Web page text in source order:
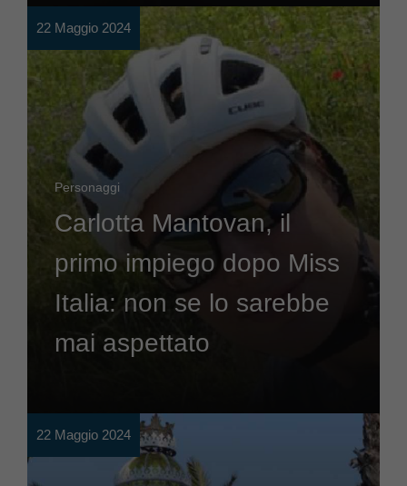
22 Maggio 2024
Personaggi
Carlotta Mantovan, il
primo impiego dopo Miss
Italia: non se lo sarebbe
mai aspettato
22 Maggio 2024